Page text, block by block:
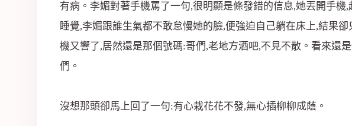
有病。李媚對著手機罵了一句,很明顯是條發錯的信息,她丟開手
睡覺,李媚跟誰生氣都不敢怠慢她的臉,便強迫自己躺在床上,結果
機又響了,居然還是那個號碼:哥們,老地方酒吧,不見不散。看來還
們。
沒想那頭卻馬上回了一句:有心栽花花不發,無心插柳柳成蔭。